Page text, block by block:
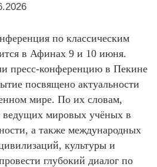
по классическим
в Афинах 9 и 10 июня.
пресс-конференцию в Пекине
посвящено актуальности
мире. По их словам,
ведущих мировых учёных в
а также международных
культуры и
глубокий диалог по